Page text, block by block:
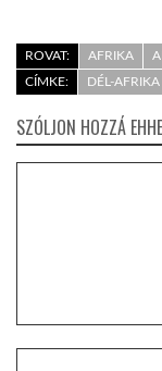
ROVAT: AFRIKA
CÍMKE:
DÉL-AFRIKA
SZÓLJON HOZZÁ